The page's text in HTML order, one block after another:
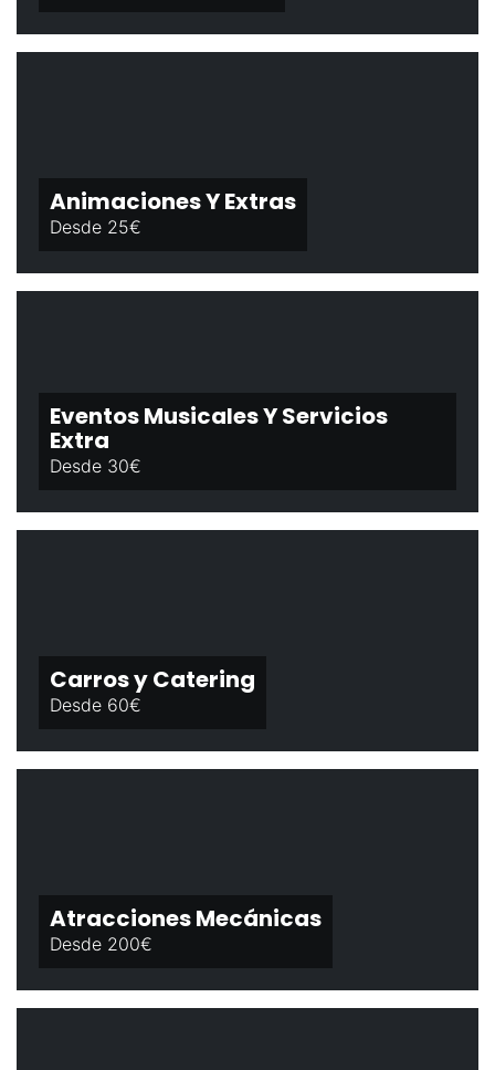
Animaciones Y Extras
Desde 25€
Eventos Musicales Y Servicios
Extra
Desde 30€
Carros y Catering
Desde 60€
Atracciones Mecánicas
Desde 200€